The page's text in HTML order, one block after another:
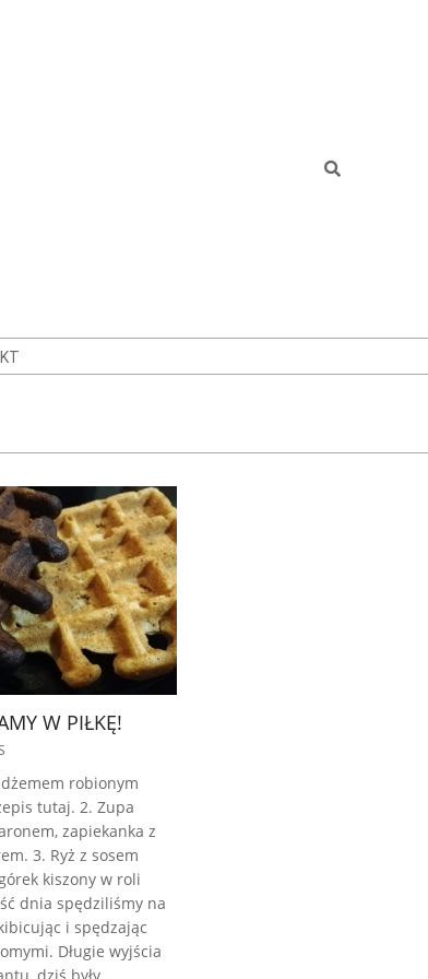
Search
W PIŁKĘ!
robionym
tutaj. 2. Zupa
zapiekanka z
3. Ryż z sosem
kiszony w roli
dnia spędziliśmy na
i spędzając
Długie wyjścia